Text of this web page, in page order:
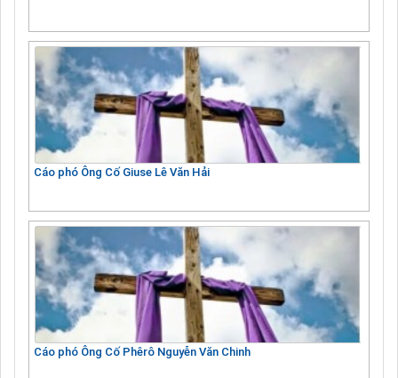
Cáo phó Ông Cố Giuse Lê Văn Hải
Cáo phó Ông Cố Phêrô Nguyễn Văn Chinh